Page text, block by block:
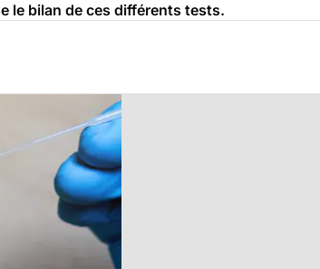
le bilan de ces différents tests.